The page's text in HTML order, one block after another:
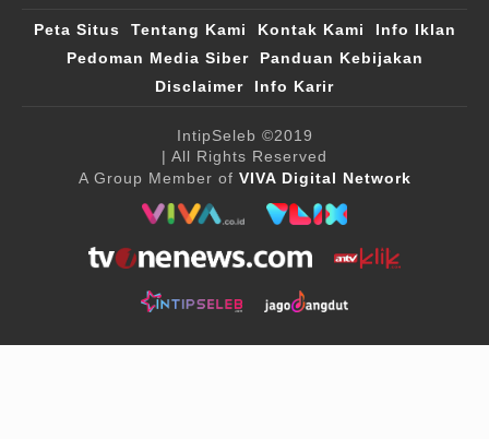
Peta Situs Tentang Kami Kontak Kami
Info Iklan
Pedoman Media Siber
Panduan Kebijakan
Disclaimer
Info Karir
IntipSeleb ©2019
| All Rights Reserved
A Group Member of VIVA Digital Network